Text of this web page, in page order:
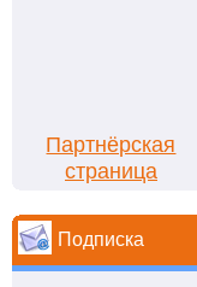
Партнёрская
страница
Подписка